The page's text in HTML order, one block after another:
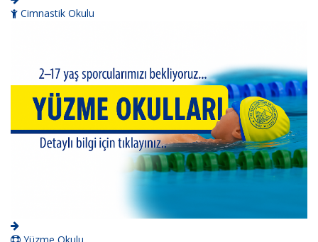
Cimnastik Okulu
Yüzme Okulu